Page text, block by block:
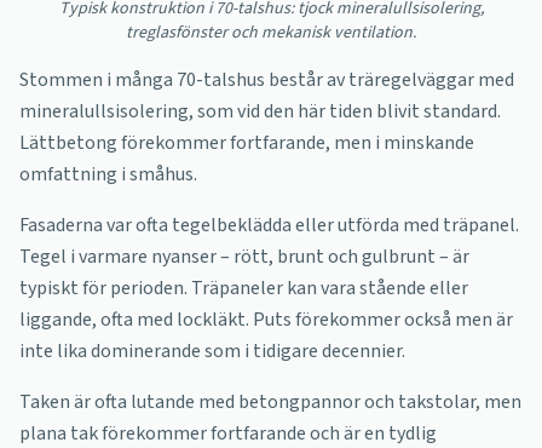
Typisk konstruktion i 70-talshus: tjock mineralullsisolering,
treglasfönster och mekanisk ventilation.
Stommen i många 70-talshus består av träregelväggar med
mineralullsisolering, som vid den här tiden blivit standard.
Lättbetong förekommer fortfarande, men i minskande
omfattning i småhus.
Fasaderna var ofta tegelbeklädda eller utförda med träpanel.
Tegel i varmare nyanser – rött, brunt och gulbrunt – är
typiskt för perioden. Träpaneler kan vara stående eller
liggande, ofta med lockläkt. Puts förekommer också men är
inte lika dominerande som i tidigare decennier.
Taken är ofta lutande med betongpannor och takstolar, men
plana tak förekommer fortfarande och är en tydlig